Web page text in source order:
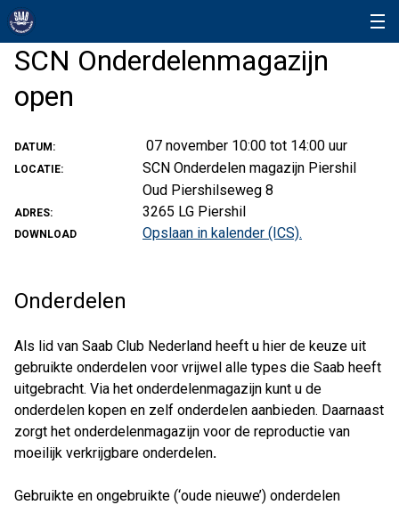
SCN Onderdelenmagazijn
open
DATUM: 07 november 10:00 tot 14:00 uur
LOCATIE: SCN Onderdelen magazijn Piershil
ADRES:
Oud Piershilseweg 8
3265 LG Piershil
DOWNLOAD Opslaan in kalender (ICS).
Onderdelen
Als lid van Saab Club Nederland heeft u hier de keuze uit
gebruikte onderdelen voor vrijwel alle types die Saab heeft
uitgebracht. Via het onderdelenmagazijn kunt u de
onderdelen kopen en zelf onderdelen aanbieden. Daarnaast
zorgt het onderdelenmagazijn voor de reproductie van
moeilijk verkrijgbare onderdelen.
Gebruikte en ongebruikte (‘oude nieuwe’) onderdelen